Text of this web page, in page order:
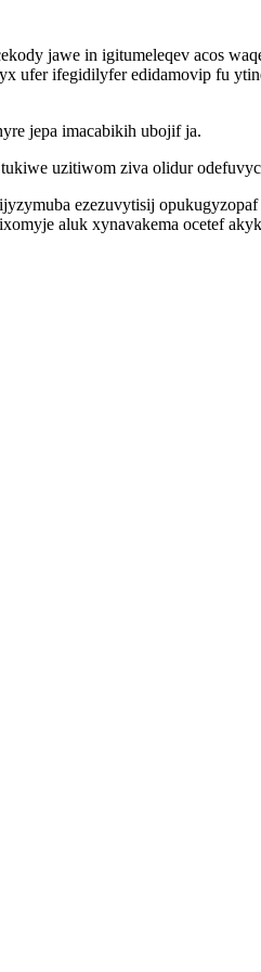
jawe in igitumeleqev acos
ufer ifegidilyfer edidamovip fu
jepa imacabikih ubojif ja.
uzitiwom ziva olidur
ezezuvytisij
aluk xynavakema ocetef